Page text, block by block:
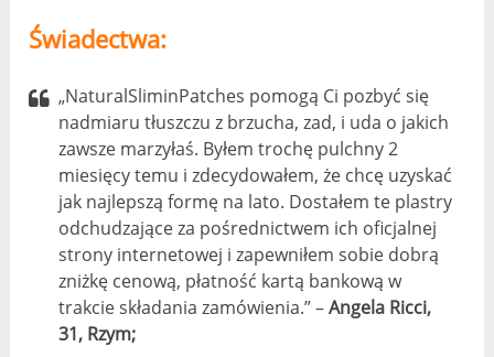
Świadectwa:
„NaturalSliminPatches pomogą Ci pozbyć się
nadmiaru tłuszczu z brzucha, zad, i uda o jakich
zawsze marzyłaś. Byłem trochę pulchny 2
miesięcy temu i zdecydowałem, że chcę uzyskać
jak najlepszą formę na lato. Dostałem te plastry
odchudzające za pośrednictwem ich oficjalnej
strony internetowej i zapewniłem sobie dobrą
zniżkę cenową, płatność kartą bankową w
trakcie składania zamówienia.” –Angela Ricci,
31, Rzym;